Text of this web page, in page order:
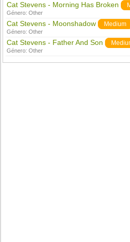
Cat Stevens - Morning Has Broken
Género:Other
Cat Stevens - Moonshadow Medium
Género:Other
Cat Stevens - Father And Son
Género:Other